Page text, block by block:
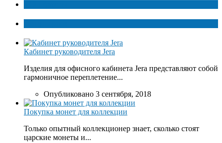
Кабинет руководителя Jera
Изделия для офисного кабинета Jera представляют собой
гармоничное переплетение...
Опубликовано 3 сентября, 2018
Покупка монет для коллекции
Только опытный коллекционер знает, сколько стоят
царские монеты и...